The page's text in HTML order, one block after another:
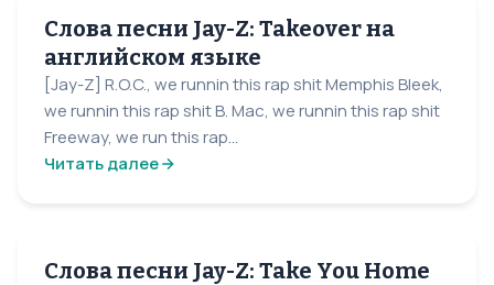
Слова песни Jay-Z: Takeover на
английском языке
[Jay-Z] R.O.C., we runnin this rap shit Memphis Bleek,
we runnin this rap shit B. Mac, we runnin this rap shit
Freeway, we run this rap...
Читать далее
Слова песни Jay-Z: Take You Home